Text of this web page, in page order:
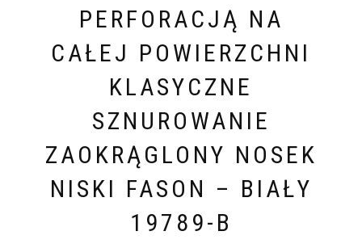
PERFORACJĄ NA
CAŁEJ POWIERZCHNI
KLASYCZNE
SZNUROWANIE
ZAOKRĄGLONY NOSEK
NISKI FASON – BIAŁY
19789-B